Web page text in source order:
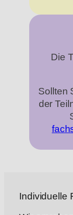
Die
Sollten
der
Individuelle